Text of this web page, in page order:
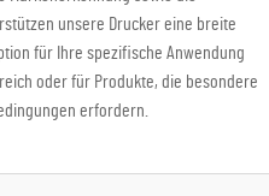
unsere Drucker eine breite
für Ihre spezifische Anwendung
oder für Produkte, die besondere
erfordern.